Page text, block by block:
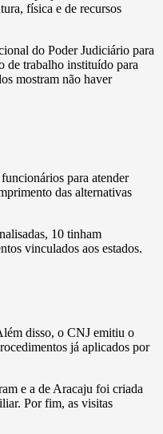
física e de recursos
do Poder Judiciário para
de trabalho instituído para
mostram não haver
para atender
das alternativas
10 tinham
vinculados aos estados.
disso, o CNJ emitiu o
já aplicados por
e a de Aracaju foi criada
Por fim, as visitas